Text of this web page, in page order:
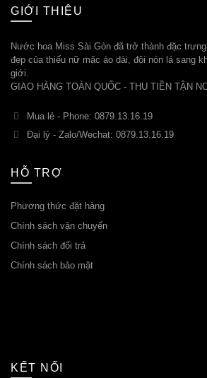
GIỚI THIỆU
Nước hoa Miss Sài Gòn đã trở thành đặc
đẹp của thiếu nữ mặc áo dài, đội nón lá sang
giới.
GIAO HÀNG TOÀN QUỐC - THU TIỀN TẬN
Mua lẻ - Phone: 0879.13.16.19
Đại lý - Zalo/Wechat: 0879.13.16.19
HỖ TRỢ
Phương thức đặt hàng
Chính sách vận chuyển
Chính sách đổi trả
Chính sách bảo mật
KẾT NỐI